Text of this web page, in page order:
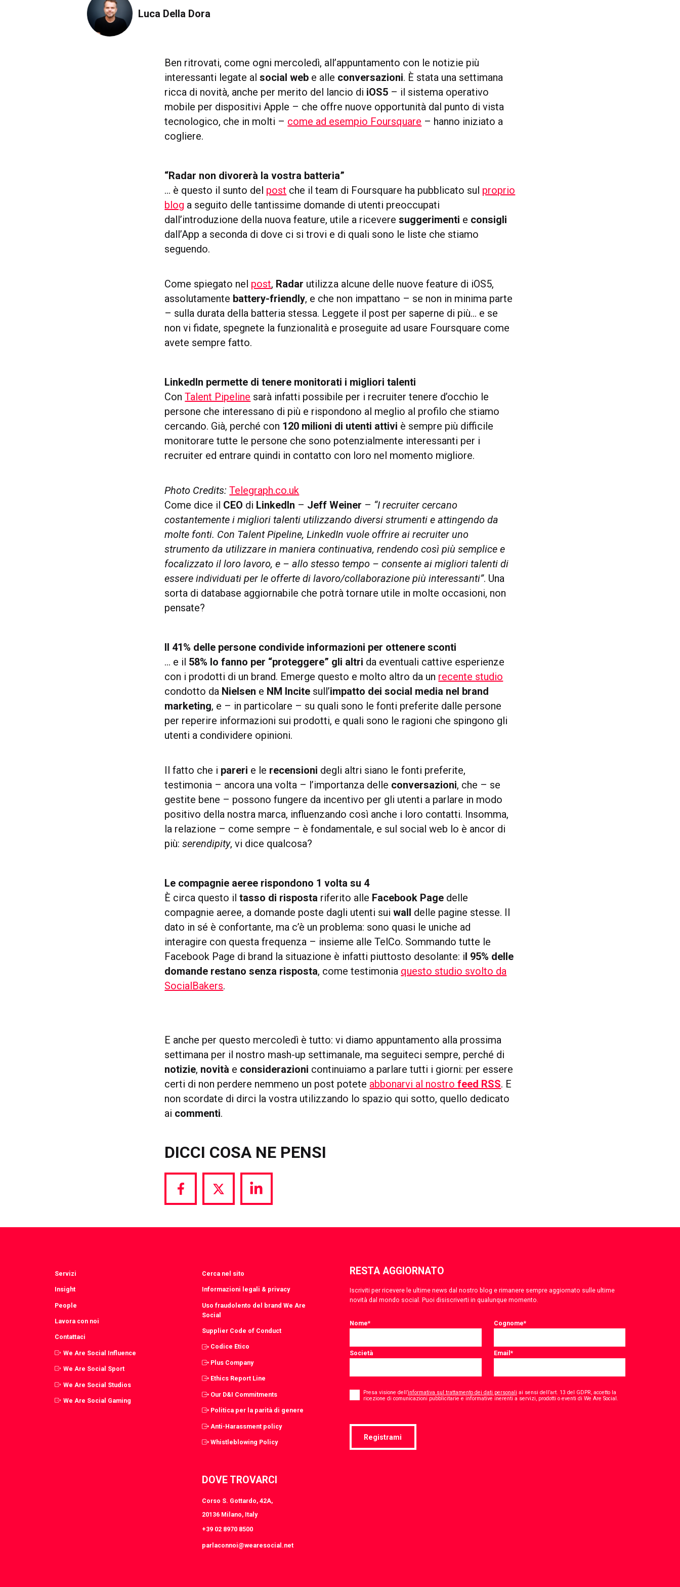
Luca Della Dora
Ben ritrovati, come ogni mercoledì, all’appuntamento con le notizie più
interessanti legate alsocial web e alle conversazioni. È stata una settimana
ricca di novità, anche per merito del lancio di iOS5 – il sistema operativo
mobile per dispositivi Apple – che offre nuove opportunità dal punto di vista
tecnologico, che in molti – come ad esempio Foursquare – hanno iniziato a
cogliere.
“Radar non divorerà la vostra batteria”
… è questo il sunto del post che il team di Foursquare ha pubblicato sul proprio
blog a seguito delle tantissime domande di utenti preoccupati
dall’introduzione della nuova feature, utile a riceveresuggerimenti e consigli
dall’App a seconda di dove ci si trovi e di quali sono le liste che stiamo
seguendo.
Come spiegato nel post, Radar utilizza alcune delle nuove feature di iOS5,
assolutamente battery-friendly, e che non impattano – se non in minima parte
– sulla durata della batteria stessa. Leggete il post per saperne di più… e se
non vi fidate, spegnete la funzionalità e proseguite ad usare Foursquare come
avete sempre fatto.
LinkedIn permette di tenere monitorati i migliori talenti
ConTalent Pipeline sarà infatti possibile per i recruiter tenere d’occhio le
persone che interessano di più e rispondono al meglio al profilo che stiamo
cercando. Già, perché con 120 milioni di utenti attivi è sempre più difficile
monitorare tutte le persone che sono potenzialmente interessanti per i
recruiter ed entrare quindi in contatto con loro nel momento migliore.
Photo Credits: Telegraph.co.uk
Come dice il CEO di LinkedIn – Jeff Weiner – “I recruiter cercano
costantemente i migliori talenti utilizzando diversi strumenti e attingendo da
molte fonti. Con Talent Pipeline, LinkedIn vuole offrire ai recruiter uno
strumento da utilizzare in maniera continuativa, rendendo così più semplice e
focalizzato il loro lavoro, e – allo stesso tempo – consente ai migliori talenti di
essere individuati per le offerte di lavoro/collaborazione più interessanti”. Una
sorta di database aggiornabile che potrà tornare utile in molte occasioni, non
pensate?
Il 41% delle persone condivide informazioni per ottenere sconti
… e il 58% lo fanno per “proteggere” gli altri da eventuali cattive esperienze
con i prodotti di un brand. Emerge questo e molto altro da un recente studio
condotto da Nielsen e NM Incite sull’impatto dei social media nel brand
marketing, e – in particolare – su quali sono le fonti preferite dalle persone
per reperire informazioni sui prodotti, e quali sono le ragioni che spingono gli
utenti a condividere opinioni.
Il fatto che i pareri e le recensioni degli altri siano le fonti preferite,
testimonia – ancora una volta – l’importanza delle conversazioni, che – se
gestite bene – possono fungere da incentivo per gli utenti a parlare in modo
positivo della nostra marca, influenzando così anche i loro contatti. Insomma,
la relazione – come sempre – è fondamentale, e sul social web lo è ancor di
più:serendipity, vi dice qualcosa?
Le compagnie aeree rispondono 1 volta su 4
È circa questo iltasso di risposta riferito alle Facebook Page delle
compagnie aeree, a domande poste dagli utenti suiwall delle pagine stesse. Il
dato in sé è confortante, ma c’è un problema: sono quasi le uniche ad
interagire con questa frequenza – insieme alle TelCo. Sommando tutte le
Facebook Page di brand la situazione è infatti piuttosto desolante: il 95% delle
domande restano senza risposta, come testimonia questo studio svolto da
SocialBakers.
E anche per questo mercoledì è tutto: vi diamo appuntamento alla prossima
settimana per il nostro mash-up settimanale, ma seguiteci sempre, perché di
notizie, novità e considerazioni continuiamo a parlare tutti i giorni: per essere
certi di non perdere nemmeno un post potete abbonarvi al nostrofeed RSS. E
non scordate di dirci la vostra utilizzando lo spazio qui sotto, quello dedicato
ai commenti.
DICCI COSA NE PENSI
Share
Facebook
Share
Twitter
Share
LinkedIn
Servizi
Insight
People
Lavora con noi
Contattaci
We Are Social Influence
We Are Social Sport
We Are Social Studios
We Are Social Gaming
Cerca nel sito
Informazioni legali & privacy
Uso fraudolento del brand We Are
Social
Supplier Code of Conduct
Codice Etico
Plus Company
Ethics Report Line
Our D&I Commitments
Politica per la parità di genere
Anti-Harassment policy
Whistleblowing Policy
DOVE TROVARCI
Corso S. Gottardo, 42A,
20136 Milano, Italy
+39 02 8970 8500
parlaconnoi@wearesocial.net
RESTA AGGIORNATO
Iscriviti per ricevere le ultime news dal nostro blog e rimanere sempre aggiornato sulle ultime
novità dal mondo social. Puoi disiscriverti in qualunque momento.
Nome* Cognome*
Società Email*
* Presa visione dell’informativa sul trattamento dei dati personali ai sensi dell’art. 13 del GDPR, accetto la
ricezione di comunicazioni pubblicitarie e informative inerenti a servizi, prodotti o eventi di We Are Social.
Registrami